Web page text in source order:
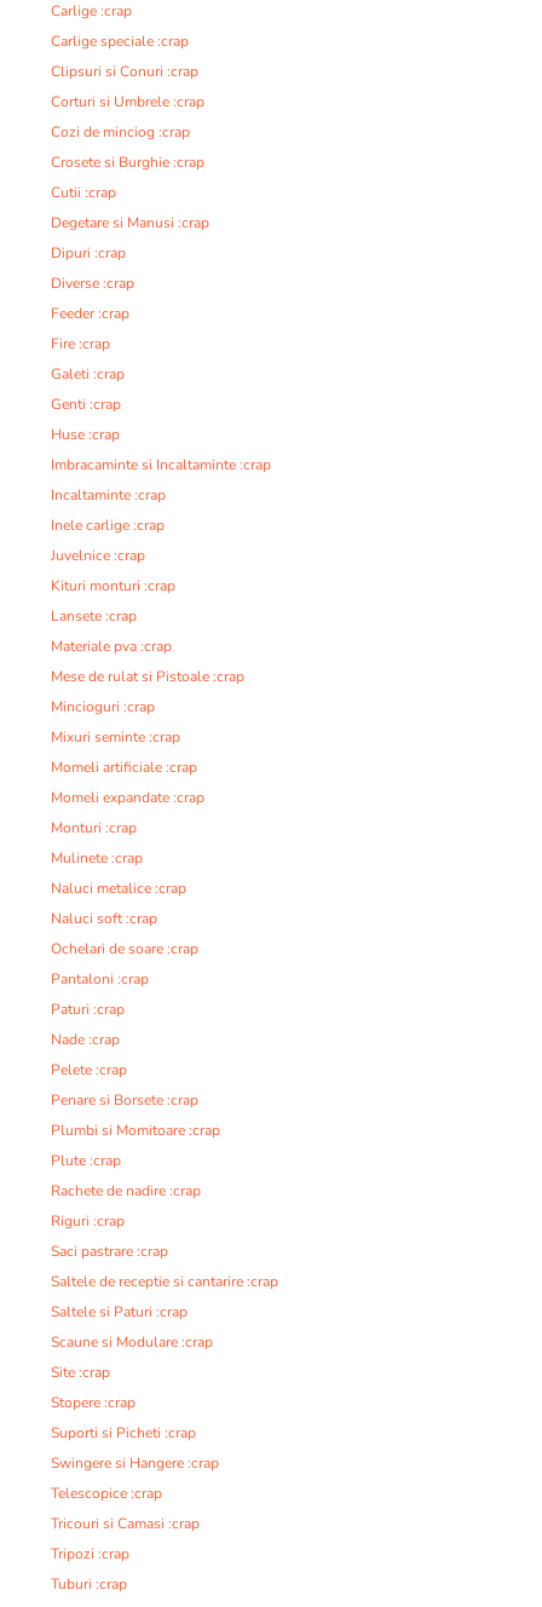
Carlige :crap
Carlige speciale :crap
Clipsuri si Conuri :crap
Corturi si Umbrele :crap
Cozi de minciog :crap
Crosete si Burghie :crap
Cutii :crap
Degetare si Manusi :crap
Dipuri :crap
Diverse :crap
Feeder :crap
Fire :crap
Galeti :crap
Genti :crap
Huse :crap
Imbracaminte si Incaltaminte :crap
Incaltaminte :crap
Inele carlige :crap
Juvelnice :crap
Kituri monturi :crap
Lansete :crap
Materiale pva :crap
Mese de rulat si Pistoale :crap
Mincioguri :crap
Mixuri seminte :crap
Momeli artificiale :crap
Momeli expandate :crap
Monturi :crap
Mulinete :crap
Naluci metalice :crap
Naluci soft :crap
Ochelari de soare :crap
Pantaloni :crap
Paturi :crap
Nade :crap
Pelete :crap
Penare si Borsete :crap
Plumbi si Momitoare :crap
Plute :crap
Rachete de nadire :crap
Riguri :crap
Saci pastrare :crap
Saltele de receptie si cantarire :crap
Saltele si Paturi :crap
Scaune si Modulare :crap
Site :crap
Stopere :crap
Suporti si Picheti :crap
Swingere si Hangere :crap
Telescopice :crap
Tricouri si Camasi :crap
Tripozi :crap
Tuburi :crap